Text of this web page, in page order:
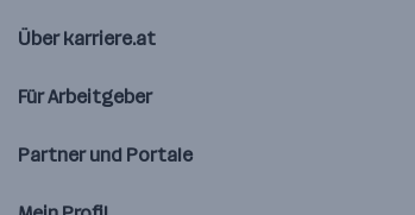
Über karriere.at
Für Arbeitgeber
Partner und Portale